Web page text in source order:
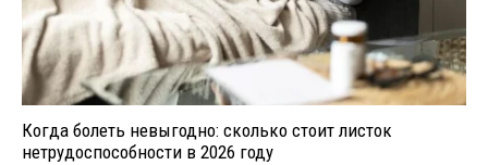
Когда болеть невыгодно: сколько стоит листок
нетрудоспособности в 2026 году